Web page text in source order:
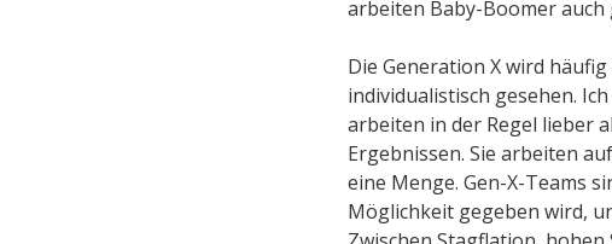
arbeiten Baby-Boomer
Die Generation X wird
individualistisch gesehen.
arbeiten in der Regel lieber
Ergebnissen. Sie arbeiten
eine Menge. Gen-X-Teams
Möglichkeit gegeben wird,